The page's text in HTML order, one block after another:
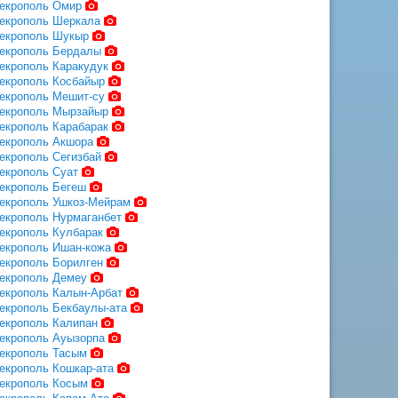
Омир
Шеркала
Шукыр
Бердалы
Каракудук
Косбайыр
Мешит-су
Мырзайыр
Карабарак
Акшора
Сегизбай
Суат
Бегеш
Ушкоз-Мейрам
Нурмаганбет
Кулбарак
Ишан-кожа
Борилген
Демеу
Калын-Арбат
Бекбаулы-ата
Калипан
Ауызорпа
Тасым
Кошкар-ата
Косым